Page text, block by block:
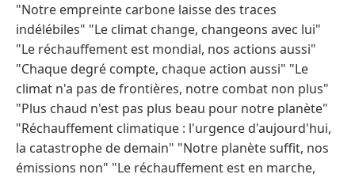
"Notre empreinte carbone laisse des traces
indélébiles" "Le climat change, changeons avec lui"
"Le réchauffement est mondial, nos actions aussi"
"Chaque degré compte, chaque action aussi" "Le
climat n'a pas de frontières, notre combat non plus"
"Plus chaud n'est pas plus beau pour notre planète"
"Réchauffement climatique : l'urgence d'aujourd'hui,
la catastrophe de demain" "Notre planète suffit, nos
émissions non" "Le réchauffement est en marche,